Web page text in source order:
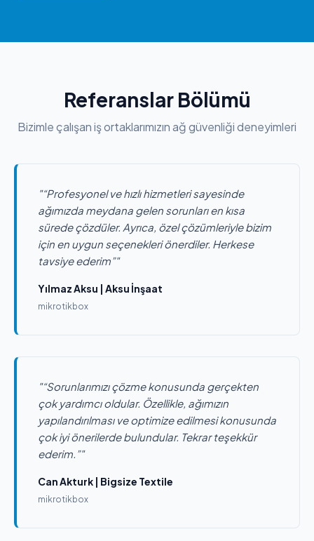
Referanslar Bölümü
Bizimle çalışan iş ortaklarımızın ağ güvenliği deneyimleri
"“Profesyonel ve hızlı hizmetleri sayesinde
ağımızda meydana gelen sorunları en kısa
sürede çözdüler. Ayrıca, özel çözümleriyle bizim
için en uygun seçenekleri önerdiler. Herkese
tavsiye ederim”"
Yılmaz Aksu | Aksu İnşaat
mikrotikbox
"“Sorunlarımızı çözme konusunda gerçekten
çok yardımcı oldular. Özellikle, ağımızın
yapılandırılması ve optimize edilmesi konusunda
çok iyi önerilerde bulundular. Tekrar teşekkür
ederim.”"
Can Akturk | Bigsize Textile
mikrotikbox